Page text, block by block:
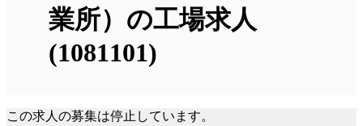
業所）の工場求人
(1081101)
この求人の募集は停止しています。